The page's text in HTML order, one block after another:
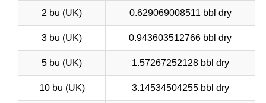
2 bu (UK) 0.629069008511 bbl dry
3 bu (UK) 0.943603512766 bbl dry
5 bu (UK) 1.57267252128 bbl dry
10 bu (UK) 3.14534504255 bbl dry